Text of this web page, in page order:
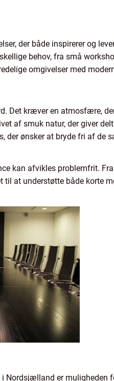
der både inspirerer og
behov, fra små
omgivelser med
Det kræver en atmosfære,
af smuk natur, der giver
der ønsker at bryde fri af de
kan afvikles problemfrit.
at understøtte både korte
i Nordsjælland er muligheden